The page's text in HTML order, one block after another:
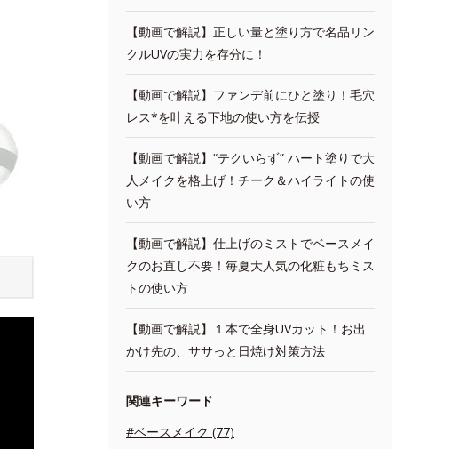
【動画で解説】正しい量と塗り方で名品リン
クルUVの実力を存分に！
【動画で解説】ファンデ前にひと塗り！毛穴
レス*を叶える下地の使い方を伝授
【動画で解説】“テクいらず” ハート塗りで大
人メイクを格上げ！チーク＆ハイライトの使
い方
【動画で解説】仕上げのミストでベースメイ
クのお直し不要！毎夏大人気の化粧もちミス
トの使い方
【動画で解説】１本で全身UVカット！お出
かけ先の、ササっと日焼け対策方法
関連キーワード
#ベースメイク (77)